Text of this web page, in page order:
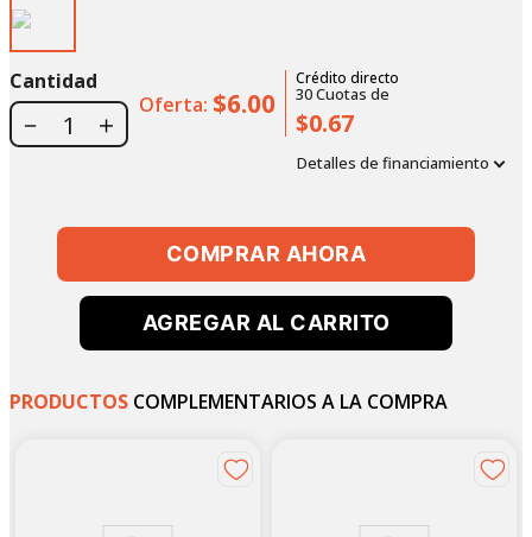
Cantidad
＋
－
Oferta: $6.00
Crédito directo
30Cuotas de
$0.67
Detalles de financiamiento
COMPRAR AHORA
AGREGAR AL CARRITO
PRODUCTOS COMPLEMENTARIOS A LA COMPRA